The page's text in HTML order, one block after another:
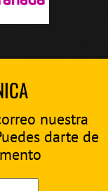
nuestra
darte de